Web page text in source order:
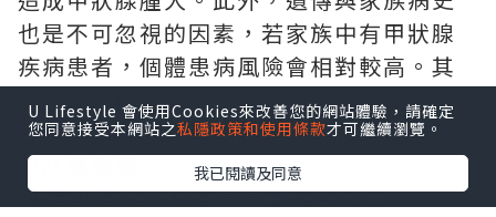
也是不可忽視的因素，若家族中有甲狀腺
疾病患者，個體患病風險會相對較高。其
他原因，像感染、腫瘤（包括惡性和良
性）、頸部放射線暴露等，同樣可能導致
甲狀腺腫脹。
★甲狀腺預防檢查計計劃預約入口
U Lifestyle 會使用Cookies來改善您的網站體驗，請確定
您同意接受本網站之私隱政策和使用條款才可繼續瀏覽。
我已閱讀及同意